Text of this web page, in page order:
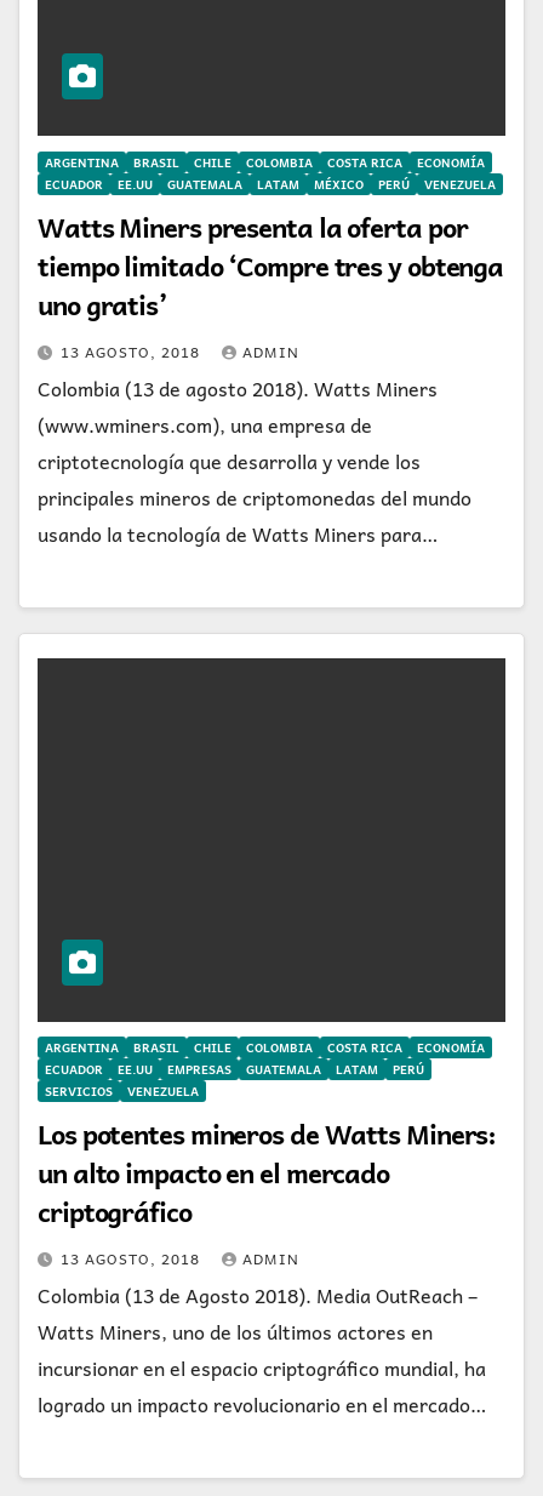
ARGENTINA BRASIL CHILE COLOMBIA COSTA RICA
ECONOMÍA
ECUADOR
EE.UU GUATEMALA LATAM MÉXICO PERÚ VENEZUELA
Watts Miners presenta la oferta por
tiempo limitado ‘Compre tres y obtenga
uno gratis’
13 AGOSTO, 2018 ADMIN
Colombia (13 de agosto 2018). Watts Miners
(www.wminers.com), una empresa de
criptotecnología que desarrolla y vende los
principales mineros de criptomonedas del mundo
usando la tecnología de Watts Miners para…
ARGENTINA BRASIL CHILE COLOMBIA COSTA RICA
ECONOMÍA
ECUADOR
EE.UU EMPRESAS GUATEMALA LATAM
PERÚ
SERVICIOS
VENEZUELA
Los potentes mineros de Watts Miners:
un alto impacto en el mercado
criptográfico
13 AGOSTO, 2018 ADMIN
Colombia (13 de Agosto 2018). Media OutReach –
Watts Miners, uno de los últimos actores en
incursionar en el espacio criptográfico mundial, ha
logrado un impacto revolucionario en el mercado…